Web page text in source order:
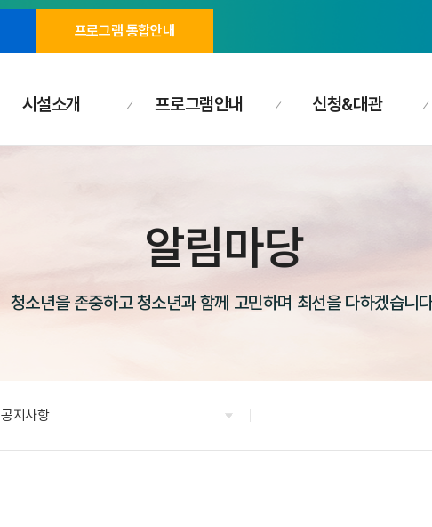
프로그램 통합안내
시설소개 프로그램안내 신청&대관
알림마당
청소년을 존중하고 청소년과 함께 고민하며 최선을 다하겠습니
공지사항